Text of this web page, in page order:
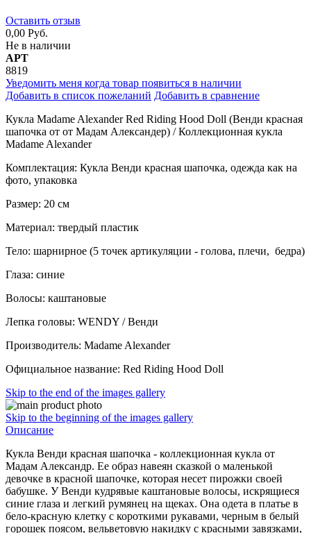
Оставить отзыв
0,00 Руб.
Не в наличии
АРТ
8819
Уведомить меня когда товар появиться в наличии
Добавить в список пожеланий Добавить в сравнение
Кукла Madame Alexander Red Riding Hood Doll (Венди красная
шапочка от от Мадам Александер) / Коллекционная кукла
Madame Alexander
Комплектация: Кукла Венди красная шапочка, одежда как на
фото, упаковка
Размер: 20 см
Материал: твердый пластик
Тело: шарнирное (5 точек артикуляции - голова, плечи, бедра)
Глаза: синие
Волосы: каштановые
Лепка головы: WENDY / Венди
Производитель: Madame Alexander
Официальное название: Red Riding Hood Doll
Skip to the end of the images gallery
Skip to the beginning of the images gallery
Описание
Кукла Венди красная шапочка - коллекционная кукла от
Мадам Александр. Ее образ навеян сказкой о маленькой
девочке в красной шапочке, которая несет пирожки своей
бабушке. У Венди кудрявые каштановые волосы, искрящиеся
синие глаза и легкий румянец на щеках. Она одета в платье в
бело-красную клетку с короткими рукавами, черным в белый
горошек поясом, вельветовую накидку с красными завязками,